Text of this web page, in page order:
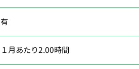
有
１月あたり2.00時間